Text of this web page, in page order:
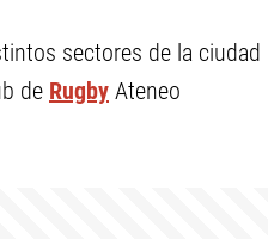
sectores de la ciudad
de Rugby Ateneo